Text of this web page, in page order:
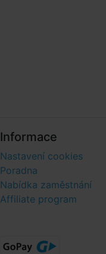
Informace
Nastavení cookies
Poradna
Nabídka zaměstnání
Affiliate program